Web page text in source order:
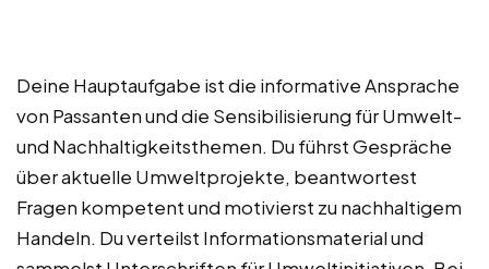
Deine Hauptaufgabe ist die informative Ansprache
von Passanten und die Sensibilisierung für Umwelt-
und Nachhaltigkeitsthemen. Du führst Gespräche
über aktuelle Umweltprojekte, beantwortest
Fragen kompetent und motivierst zu nachhaltigem
Handeln. Du verteilst Informationsmaterial und